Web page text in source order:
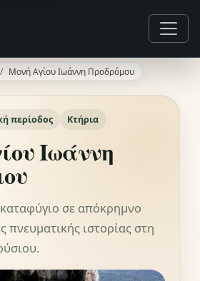
Μονή Αγίου Ιωάννη Προδρόμου
περίοδος Κτήρια
Ιωάννη
σε απόκρημνο
πνευματικής ιστορίας στη